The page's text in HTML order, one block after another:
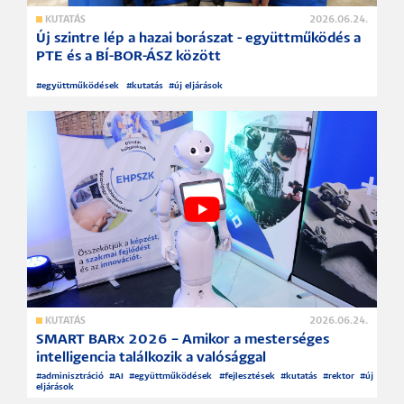
KUTATÁS 2026.06.24.
Új szintre lép a hazai borászat - együttműködés a
PTE és a BÍ-BOR-ÁSZ között
#együttműködések # kutatás #új eljárások
KUTATÁS 2026.06.24.
SMART BARx 2026 – Amikor a mesterséges
intelligencia találkozik a valósággal
#adminisztráció #AI #együttműködések #fejlesztések # kutatás #rektor #új
eljárások